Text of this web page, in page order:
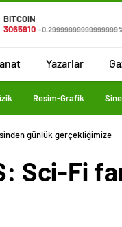
BITCOIN
3065910 -
Yazarlar
Resim-Grafik
günlük gerçekliğimize
Sci-Fi